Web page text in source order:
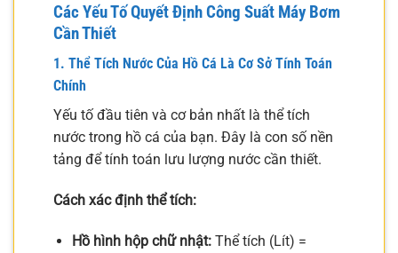
Các Yếu Tố Quyết Định Công Suất Máy Bơm
Cần Thiết
1. Thể Tích Nước Của Hồ Cá Là Cơ Sở Tính Toán
Chính
Yếu tố đầu tiên và cơ bản nhất là thể tích
nước trong hồ cá của bạn. Đây là con số nền
tảng để tính toán lưu lượng nước cần thiết.
Cách xác định thể tích:
Hồ hình hộp chữ nhật:Thể tích (Lít) =